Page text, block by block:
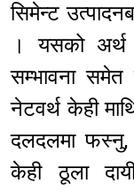
सिमेन्ट
। यसको अर्थ
सम्भावना समेत
नेटवर्थ केही
दलदलमा फस्नु,
केही ठूला